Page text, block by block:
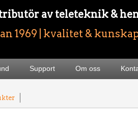
av teleteknik &
1969 | kvalitet &
Support Om oss